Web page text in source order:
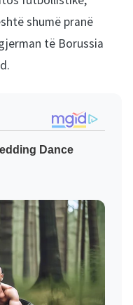
shumë pranë
të Borussia